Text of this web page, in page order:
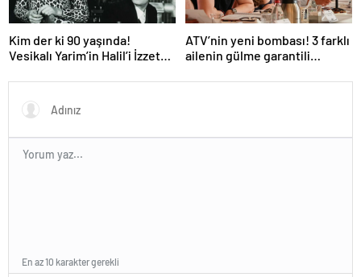
Kim der ki 90 yaşında!
Vesikalı Yarim’in Halil’i İzzet
oldu!
ATV’nin yeni bombası! 3 farklı
ailenin gülme garantili
En az 10 karakter gerekli